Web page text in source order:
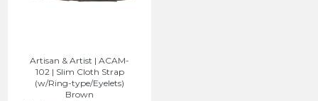
Artisan & Artist | ACAM-
102 | Slim Cloth Strap
(w/Ring-type/Eyelets)
Brown